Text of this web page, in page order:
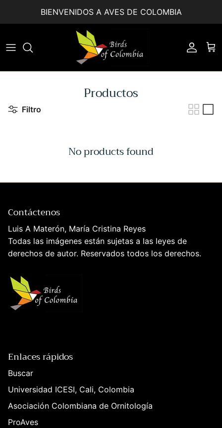
BIENVENIDOS A AVES DE COLOMBIA
Account
Productos
Filtro
No products found
Contáctenos
Luis A Materón, María Cristina Reyes
Todas las imágenes están sujetas a las leyes de
derechos de autor. Reservados todos los derechos.
Enlaces rápidos
Buscar
Universidad ICESI, Cali, Colombia
Asociación Colombiana de Ornitología
ProAves